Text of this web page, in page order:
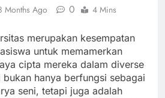
Months Ago 0 4 Mins
merupakan kesempatan
untuk memamerkan
cipta mereka dalam diverse
hanya berfungsi sebagai
seni, tetapi juga adalah